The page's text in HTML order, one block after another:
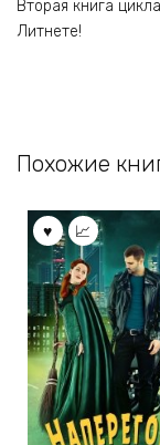
Вторая книга
Литнете!
Похожие